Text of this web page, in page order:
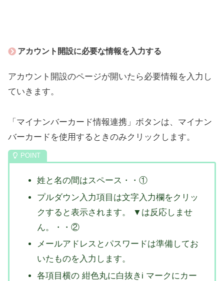
アカウント開設に必要な情報を入力する
アカウント開設のページが開いたら必要情報を入力し
ていきます。
「マイナンバーカード情報連携」ボタンは、マイナン
バーカードを使用するときのみクリックします。
姓と名の間はスペース・・①
プルダウン入力項目は文字入力欄をクリッ
クすると表示されます。 ▼は反応しませ
ん。・・②
メールアドレスとパスワードは準備してお
いたものを入力します。
各項目横の 紺色丸に白抜きi マークにカー